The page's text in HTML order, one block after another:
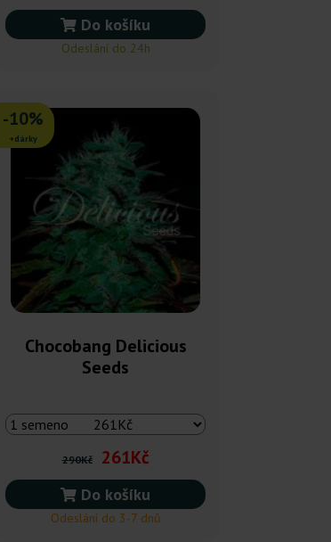
Do košíku
Odeslání do 24h
-10%
+dárky
Chocobang Delicious
Seeds
290Kč 261Kč
Do košíku
Odeslání do 3-7 dnů